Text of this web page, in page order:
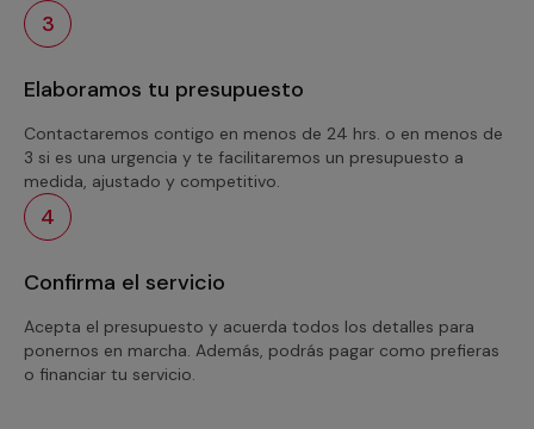
3
Elaboramos tu presupuesto
Contactaremos contigo en menos de 24 hrs. o en menos de
3 si es una urgencia y te facilitaremos un presupuesto a
medida, ajustado y competitivo.
4
Confirma el servicio
Acepta el presupuesto y acuerda todos los detalles para
ponernos en marcha. Además, podrás pagar como prefieras
o financiar tu servicio.